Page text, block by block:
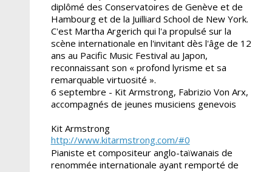
diplômé des Conservatoires de Genève et de
Hambourg et de la Juilliard School de New York.
C'est Martha Argerich qui l'a propulsé sur la
scène internationale en l'invitant dès l'âge de 12
ans au Pacific Music Festival au Japon,
reconnaissant son « profond lyrisme et sa
remarquable virtuosité ».
6 septembre - Kit Armstrong, Fabrizio Von Arx,
accompagnés de jeunes musiciens genevois
Kit Armstrong
http://www.kitarmstrong.com/#0
Pianiste et compositeur anglo-taïwanais de
renommée internationale ayant remporté de